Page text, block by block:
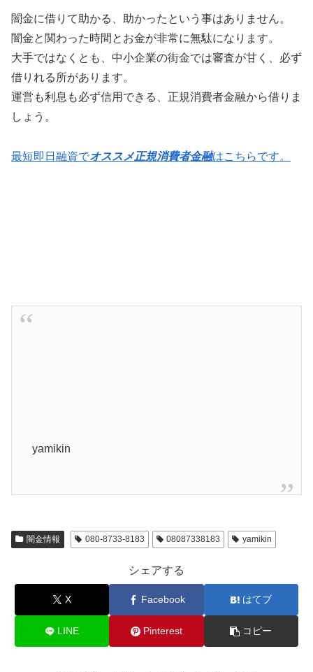
闇金に借りて助かる、助かったという事はありません。
闇金と関わった時間とお金が非常に無駄になります。
大手ではなくとも、中小企業の街金では審査が甘く、必ず
借りれる所があります。
運営も利息も必ず信用できる、正規消費者金融から借りま
しょう。
最短即日融資でオススメ正規消費者金融はこちらです。
yamikin
闇金情報 080-8733-8183 08087338183 yamikin
シェアする
X Facebook はてブ
LINE Pinterest コピー